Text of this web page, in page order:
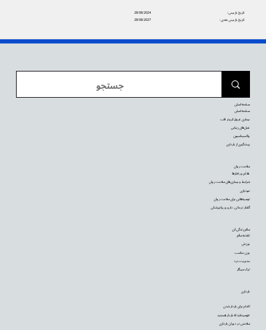
28/08/2024
تاریخ بازبینی:
28/08/2027
تاریخ بازبینی بعدی:
بارداری
اقدام برای باردار شدن
فهمیده‌اید که باردار هستید
سلامتی در دوران بارداری
سالم زندگی کن
تغذیه سالم
ورزش
وزن مناسب
مدیریت درد
ترک سیگار
سلامت روان
علائم و رفتارها
شرایط و بیماری‌های سلامت روان
خودیاری
توصیه‌‌هایی برای سلامت روان
گفتار درمانی، دارو و روانپزشکی
صفحه اصلی
صفحه اصلی
بیماری عروق کرونر قلب
عمل‌های زیبایی
واکسیناسیون
پیشگیری از بارداری